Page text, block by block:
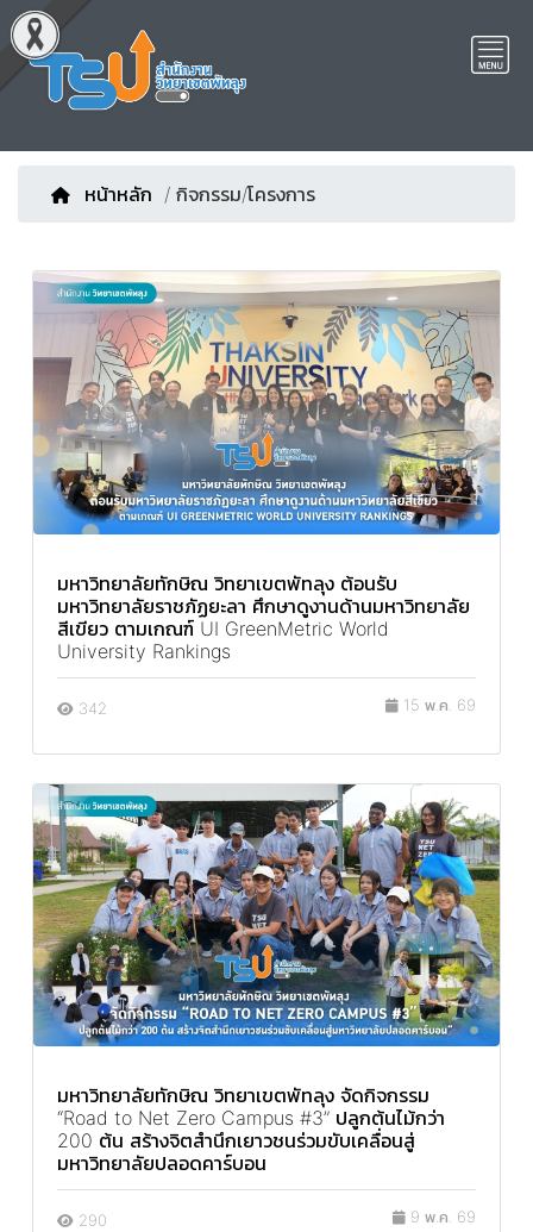
หน้าหลัก / กิจกรรม/โครงการ
มหาวิทยาลัยทักษิณ วิทยาเขตพัทลุง ต้อนรับ
มหาวิทยาลัยราชภัฏยะลา ศึกษาดูงานด้านมหาวิทยาลัย
สีเขียว ตามเกณฑ์ UI GreenMetric World
University Rankings
342 15 พ.ค. 69
มหาวิทยาลัยทักษิณ วิทยาเขตพัทลุง จัดกิจกรรม
“Road to Net Zero Campus #3” ปลูกต้นไม้กว่า
200 ต้น สร้างจิตสำนึกเยาวชนร่วมขับเคลื่อนสู่
มหาวิทยาลัยปลอดคาร์บอน
290 9 พ.ค. 69